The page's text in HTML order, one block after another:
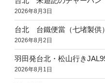
2026年8月3日
台北 台鐵便當（七堵製供）
2026年8月2日
羽田発台北・松山行き
2026年8月1日